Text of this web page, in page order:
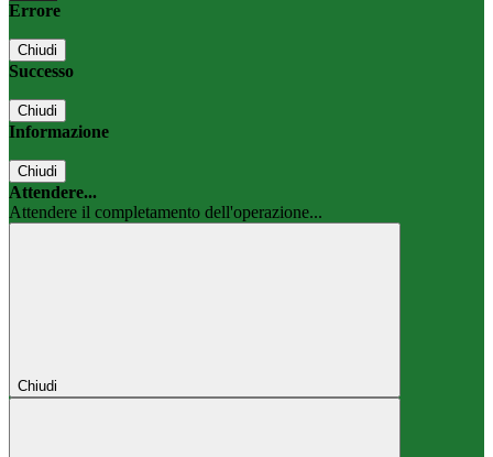
Errore
Chiudi
Successo
Chiudi
Informazione
Chiudi
Attendere...
Attendere il completamento dell'operazione...
Chiudi